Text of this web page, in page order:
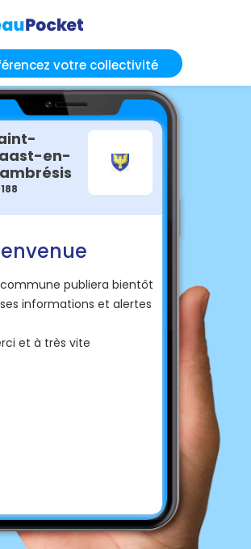
votre collectivité
en-
publiera bientôt
informations et alertes
et à très vite